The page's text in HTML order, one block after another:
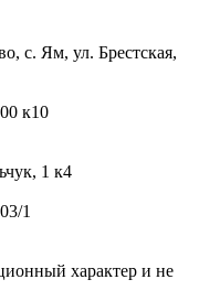
с. Ям, ул. Брестская,
к10
1 к4
1
характер и не